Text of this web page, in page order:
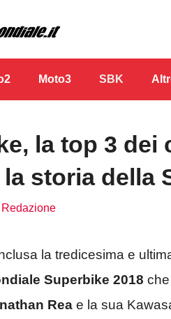
Moto3 SBK
la top 3 dei
storia della
Redazione
la tredicesima e
Superbike 2018
Rea e la sua